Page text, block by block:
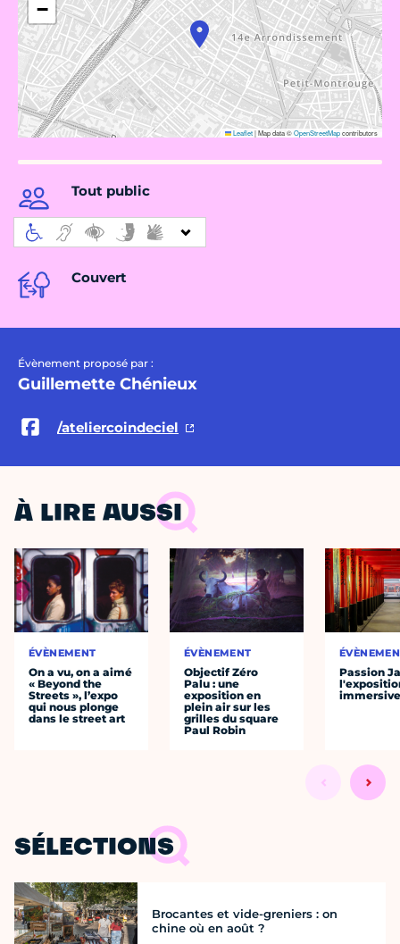
−
Leaflet|Map data ©OpenStreetMapcontributors
Tout public
Couvert
Évènement proposé par :
Guillemette Chénieux
/ateliercoindeciel
À LIRE AUSSI
ÉVÈNEMENT
On a vu, on a aimé
« Beyond the
Streets », l’expo
qui nous plonge
dans le street art
ÉVÈNEMENT
Objectif Zéro
Palu : une
exposition en
plein air sur les
grilles du square
Paul Robin
Passion
SÉLECTIONS
Brocantes et vide-greniers : on
chine où en août ?